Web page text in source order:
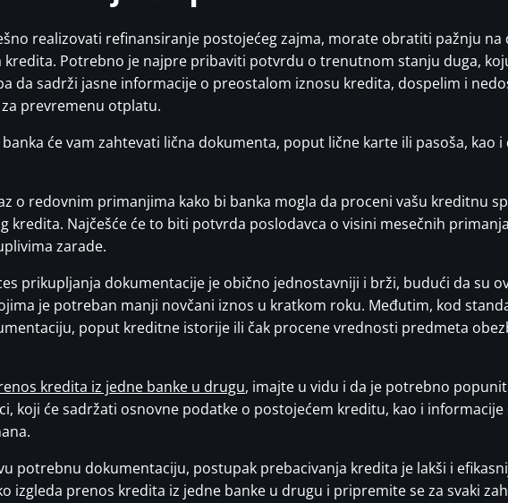
realizovati refinansiranje postojećeg zajma, morate obratiti pažnju na
Potrebno je najpre pribaviti potvrdu o trenutnom stanju duga,
da sadrži jasne informacije o preostalom iznosu kredita, dospelim i
prevremenu otplatu.
će vam zahtevati lična dokumenta, poput lične karte ili pasoša, kao i
o redovnim primanjima kako bi banka mogla da proceni vašu kreditnu
Najčešće će to biti potvrda poslodavca o visini mesečnih
zarade.
prikupljanja dokumentacije je obično jednostavniji i brži, budući da su
je potreban manji novčani iznos u kratkom roku. Međutim, kod
poput kreditne istorije ili čak procene vrednosti predmeta
kredita iz jedne banke u drugu, imajte u vidu i da je potrebno
koji će sadržati osnovne podatke o postojećem kreditu, kao i informacije
potrebnu dokumentaciju, postupak prebacivanja kredita je lakši i
izgleda prenos kredita iz jedne banke u drugu i pripremite se za svaki